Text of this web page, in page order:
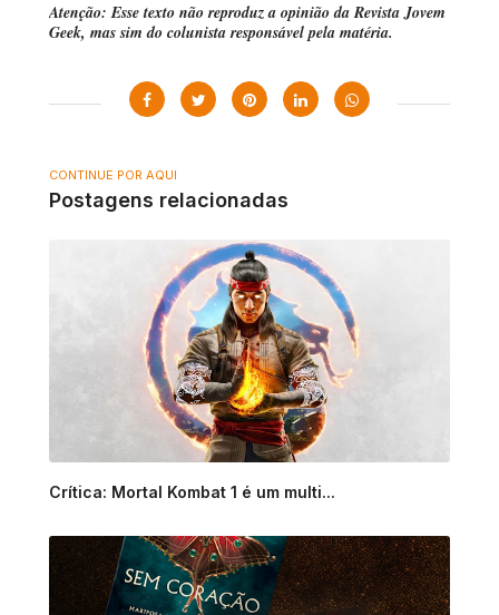
Atenção: Esse texto não reproduz a opinião da Revista Jovem
Geek, mas sim do colunista responsável pela matéria.
CONTINUE POR AQUI
Postagens relacionadas
Crítica: Mortal Kombat 1 é um multi...